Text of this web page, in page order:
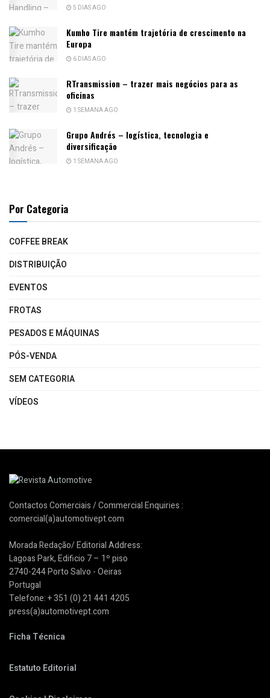
5 DIAS AGO
Kumho Tire mantém trajetória de crescimento na
Europa
6 DIAS AGO
RTransmission – trazer mais negócios para as
oficinas
1 SEMANA AGO
Grupo Andrés – logística, tecnologia e
diversificação
1 SEMANA AGO
Por Categoria
COFFEE BREAK
DISTRIBUIÇÃO
EVENTOS
FROTAS
PESADOS E MÁQUINAS
PÓS-VENDA
SEM CATEGORIA
VÍDEOS
Contactos Comerciais / Commercial Enquiries :
comercial(a)automotivept.com
Morada Redação/ Editorial Address:
Lagoas Park, Edificio 7 – 1º piso
2740-244 Porto Salvo - Oeiras
Portugal
Telefone: + 351 (0) 21 441 4205
press(a)automotivept.com
Ficha Técnica
Estatuto Editorial